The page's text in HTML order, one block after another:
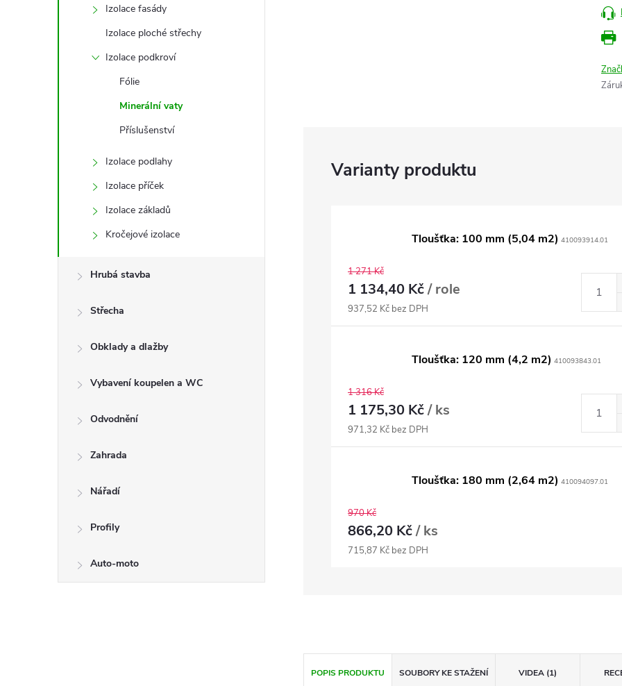
Izolace fasády
Izolace ploché střechy
Izolace podkroví
Fólie
Minerální vaty
Příslušenství
Izolace podlahy
Izolace příček
Izolace základů
Kročejové izolace
Hrubá stavba
Střecha
Obklady a dlažby
Vybavení koupelen a WC
Odvodnění
Zahrada
Nářadí
Profily
Auto-moto
Tloušťka: 100 mm (5,04 m2) 410093914.01
1 271 Kč
1 134,40 Kč/ role
937,52 Kč bez DPH
Tloušťka: 120 mm (4,2 m2) 410093843.01
1 316 Kč
1 175,30 Kč/ ks
971,32 Kč bez DPH
Tloušťka: 180 mm (2,64 m2) 410094097.01
970 Kč
866,20 Kč/ ks
715,87 Kč bez DPH
POPIS PRODUKTU SOUBORY KE STAŽENÍ VIDEA (1)